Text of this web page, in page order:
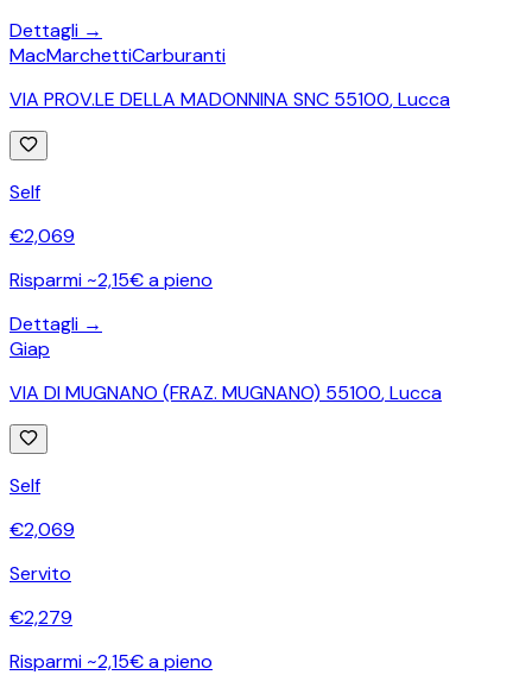
Dettagli →
MacMarchettiCarburanti
VIA PROV.LE DELLA MADONNINA SNC 55100,Lucca
Self
€2,069
Risparmi ~2,15€ a pieno
Dettagli →
Giap
VIA DI MUGNANO (FRAZ. MUGNANO) 55100,Lucca
Self
€2,069
Servito
€2,279
Risparmi ~2,15€ a pieno